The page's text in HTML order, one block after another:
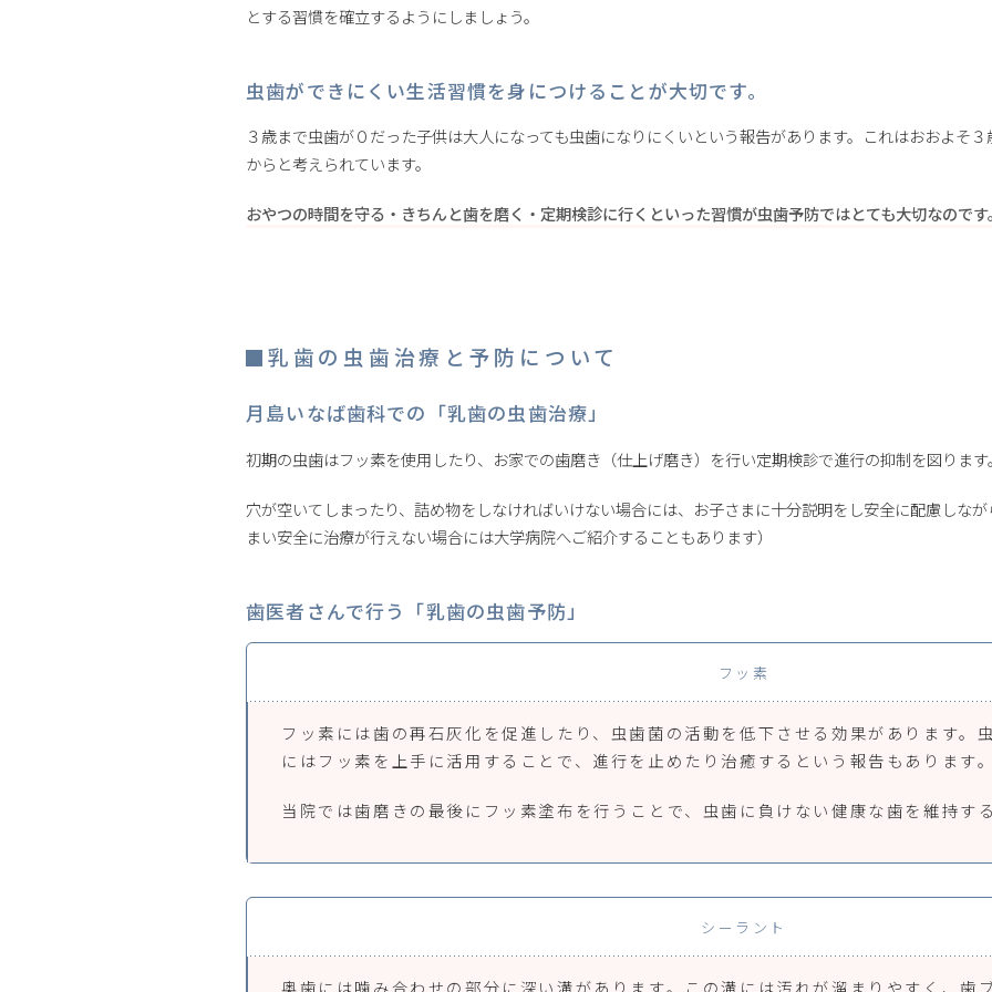
とする習慣を確立するようにしましょう。
虫歯ができにくい生活習慣を身につけることが大切です。
３歳まで虫歯が０だった子供は大人になっても虫歯になりにくいという報告があります。これはおおよそ
からと考えられています。
おやつの時間を守る・きちんと歯を磨く・定期検診に行くといった習慣が虫歯予防ではとても大切なのです。
乳歯の虫歯治療と予防について
月島いなば歯科での「乳歯の虫歯治療」
初期の虫歯はフッ素を使用したり、お家での歯磨き（仕上げ磨き）を行い定期検診で進行の抑制を図ります。
穴が空いてしまったり、詰め物をしなければいけない場合には、お子さまに十分説明をし安全に配慮しな
まい安全に治療が行えない場合には大学病院へご紹介することもあります）
歯医者さんで行う「乳歯の虫歯予防」
フッ素
フッ素には歯の再石灰化を促進したり、虫歯菌の活動を低下させる効果があります。
にはフッ素を上手に活用することで、進行を止めたり治癒するという報告もあります。
当院では歯磨きの最後にフッ素塗布を行うことで、虫歯に負けない健康な歯を維持す
シーラント
奥歯には噛み合わせの部分に深い溝があります。この溝には汚れが溜まりやすく、歯